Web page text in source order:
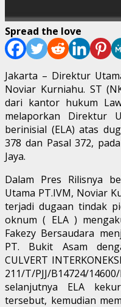
Spread the love
Jakarta – Direktur
Noviar Kurniahu. ST
dari kantor hukum
melaporkan Direktur
berinisial (ELA) atas
378 dan Pasal 372,
Jaya.
Dalam Pres Rilisnya
Utama PT.IVM, Noviar
terjadi dugaan tindak
oknum ( ELA )
Fakezy Bersaudara
PT. Bukit Asam
CULVERT
211/T/PJJ/B14724/
selanjutnya ELA
tersebut, kemudian